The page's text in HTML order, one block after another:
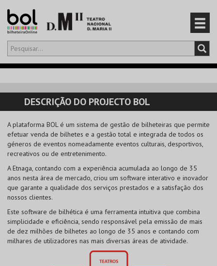
Olá,iniciar sessão
CARRINHO
EVENTOS
CARTÕES
PRODUTOS
DESCRIÇÃO DO PROJECTO BOL
A plataforma BOL é um sistema de gestão de bilheteiras que permite
efetuar venda de bilhetes e a gestão total e integrada de todos os
géneros de eventos nomeadamente eventos culturais, desportivos,
recreativos ou de entretenimento.
A Etnaga, contando com a experiência acumulada ao longo de 35
anos nesta área de mercado, criou um software interativo e inovador
que garante a qualidade dos serviços prestados e a satisfação dos
nossos clientes.
Este software de bilhética é uma ferramenta intuitiva que combina
simplicidade e eficiência, sendo responsável pela emissão de mais
de dez milhões de bilhetes ao longo de 35 anos e contando com
milhares de utilizadores nas mais diversas áreas de atividade.